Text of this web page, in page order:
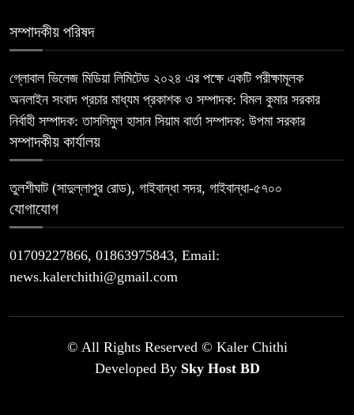
সম্পাদকীয় পরিষদ
গ্লোবাল ভিলেজ মিডিয়া লিমিটেড ২০২৪ এর পক্ষে একটি পরীক্ষামূলক
অনলাইন সংবাদ প্রচার মাধ্যম প্রকাশক ও সম্পাদক: বিমল কুমার সরকার
নির্বাহী সম্পাদক: তাসলিমুল হাসান সিয়াম বার্তা সম্পাদক: উপমা সরকার
সম্পাদকীয় কার্যালয়
তুলশীঘাট (সাদুল্লাপুর রোড), গাইবান্ধা সদর, গাইবান্ধা-৫৭০০
যোগাযোগ
01709227866, 01863975843, Email:
news.kalerchithi@gmail.com
© All Rights Reserved © Kaler Chithi
Developed By Sky Host BD